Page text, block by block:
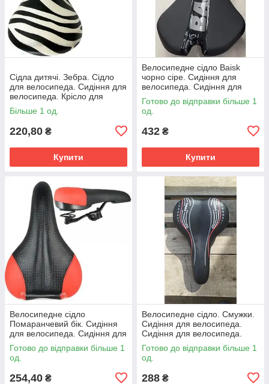
Сідла дитячі. Зебра. Сідло
для велосипеда. Сидіння для
велосипеда. Крісло для
велосипеда. Дитяча сидіння.
Більше 1 од.
220,80 ₴
Купити
Велосипедне сідло Baisk
чорно сіре. Сидіння для
велосипеда. Сидіння для
велосипеда. Сідло вело.
Велоседло
Готово до відправки більше 1
од.
432 ₴
Купити
Велосипедне сідло
Помаранчевий бік. Сидіння
для велосипеда. Сидіння для
велосипеда. Сідло вело.
Велоседло.
Готово до відправки більше 1
од.
254,40 ₴
Велосипедне сідло. Смужки.
Сидіння для велосипеда.
Сидіння для велосипеда.
Сідло вело. Велоседло.
Готово до відправки більше 1
од.
288 ₴